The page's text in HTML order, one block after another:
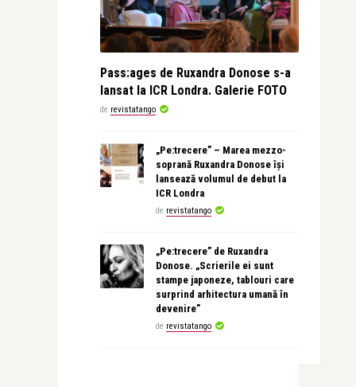
Pass:ages de Ruxandra Donose s-a
lansat la ICR Londra. Galerie FOTO
de revistatango
„Pe:trecere” – Marea mezzo-
soprană Ruxandra Donose își
lansează volumul de debut la
ICR Londra
de revistatango
„Pe:trecere” de Ruxandra
Donose. „Scrierile ei sunt
stampe japoneze, tablouri care
surprind arhitectura umană în
devenire”
de revistatango